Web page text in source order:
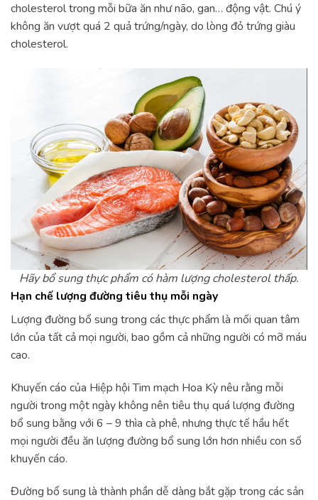
cholesterol trong mỗi bữa ăn như não, gan… động vật. Chú ý
không ăn vượt quá 2 quả trứng/ngày, do lòng đỏ trứng giàu
cholesterol.
Hãy bổ sung thực phẩm có hàm lượng cholesterol thấp.
Hạn chế lượng đường tiêu thụ mỗi ngày
Lượng đường bổ sung trong các thực phẩm là mối quan tâm
lớn của tất cả mọi người, bao gồm cả những người có mỡ máu
cao.
Khuyến cáo của Hiệp hội Tim mạch Hoa Kỳ nêu rằng mỗi
người trong một ngày không nên tiêu thụ quá lượng đường
bổ sung bằng với 6 – 9 thìa cà phê, nhưng thực tế hầu hết
mọi người đều ăn lượng đường bổ sung lớn hơn nhiều con số
khuyến cáo.
Đường bổ sung là thành phần dễ dàng bắt gặp trong các sản